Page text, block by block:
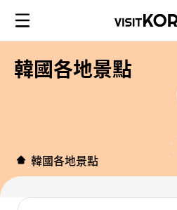
韓國各地景點
韓國各地景點